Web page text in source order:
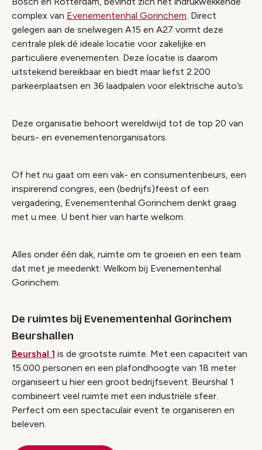
complex van Evenementenhal Gorinchem . Direct
gelegen aan de snelwegen A15 en A27 vormt deze
centrale plek dé ideale locatie voor zakelijke en
particuliere evenementen. Deze locatie is daarom
uitstekend bereikbaar en biedt maar liefst 2.200
parkeerplaatsen en 36 laadpalen voor elektrische auto’s.
Deze organisatie behoort wereldwijd tot de top 20 van
beurs- en evenementenorganisators.
Of het nu gaat om een vak- en consumentenbeurs, een
inspirerend congres, een (bedrijfs)feest of een
vergadering, Evenementenhal Gorinchem denkt graag
met u mee. U bent hier van harte welkom.
Alles onder één dak, ruimte om te groeien en een team
dat met je meedenkt: Welkom bij Evenementenhal
Gorinchem.
De ruimtes bij Evenementenhal Gorinchem
Beurshallen
Beurshal 1 is de grootste ruimte. Met een capaciteit van
15.000 personen en een plafondhoogte van 18 meter
organiseert u hier een groot bedrijfsevent. Beurshal 1
combineert veel ruimte met een industriële sfeer.
Perfect om een spectaculair event te organiseren en
beleven.